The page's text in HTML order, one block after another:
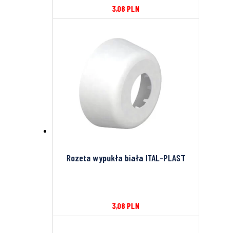
3,08 PLN
Rozeta wypukła biała ITAL-PLAST
3,08 PLN